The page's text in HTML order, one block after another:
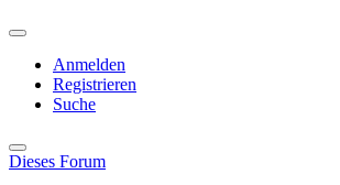
Anmelden
Registrieren
Suche
Dieses Forum